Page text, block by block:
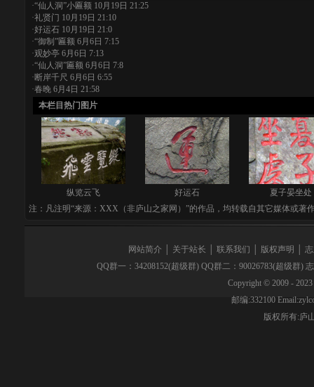
·“仙人洞”小匾额 10月19日 21:25
·礼贤门 10月19日 21:10
·好运石10月19日 21:0
·“御制”匾额 6月6日 7:15
·观妙亭6月6日 7:13
·“仙人洞”匾额 6月6日 7:8
·断岸千尺 6月6日 6:55
·春晚6月4日 21:58
本栏目热门图片
纵览云飞 好运石
夏子晏坐处
注：凡注明“来源：XXX（非庐山之家网）”的作品，均转载自其它媒体或
网站简介 关于站长 联系我们 版权声明
QQ群一：34208152(超级群) QQ群二：90026783(超级群)
Copyright © 2009 - 2023
邮编:332100
版权所有:庐